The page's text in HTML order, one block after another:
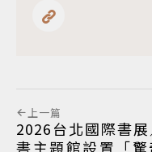
上一篇
2026台北國際書
書主題館設置「驚